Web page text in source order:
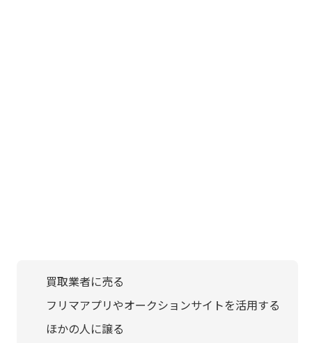
買取業者に売る
フリマアプリやオークションサイトを活用する
ほかの人に譲る